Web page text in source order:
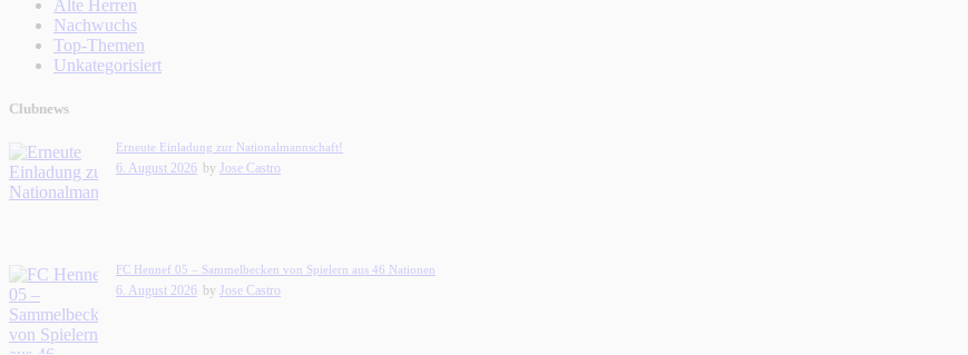
Alte Herren
Nachwuchs
Top-Themen
Unkategorisiert
Clubnews
Erneute Einladung zur Nationalmannschaft!
6. August 2026 by Jose Castro
FC Hennef 05 – Sammelbecken von Spielern aus 46 Nationen
6. August 2026 by Jose Castro